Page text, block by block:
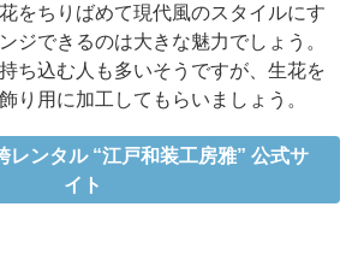
をちりばめて現代風のスタイルにす
ジできるのは大きな魅力でしょう。
ち込む人も多いそうですが、生花を
り用に加工してもらいましょう。
レンタル “江戸和装工房雅” 公式サ
イト